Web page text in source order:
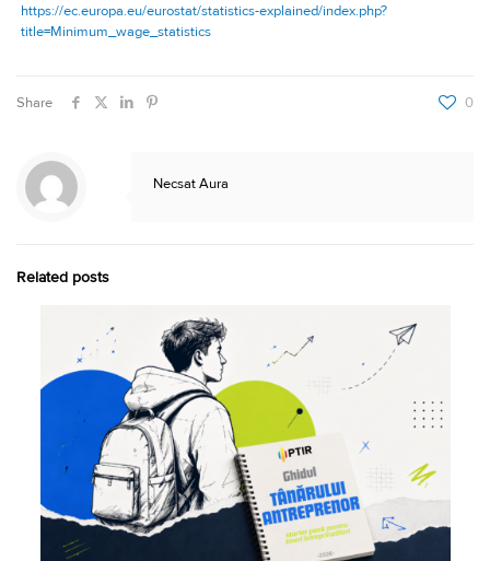
https://ec.europa.eu/eurostat/statistics-explained/index.php?
title=Minimum_wage_statistics
Share 0
Necsat Aura
Related posts